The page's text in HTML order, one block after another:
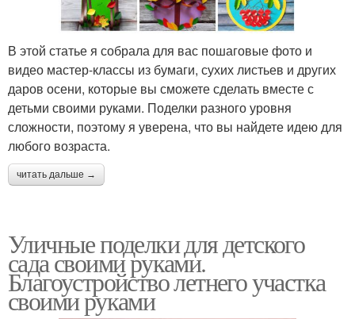
В этой статье я собрала для вас пошаговые фото и
видео мастер-классы из бумаги, сухих листьев и других
даров осени, которые вы сможете сделать вместе с
детьми своими руками. Поделки разного уровня
сложности, поэтому я уверена, что вы найдете идею для
любого возраста.
читать дальше →
Уличные поделки для детского
сада своими руками.
Благоустройство летнего участка
своими руками